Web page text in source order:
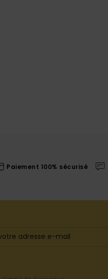
Paiement 100% sécurisé